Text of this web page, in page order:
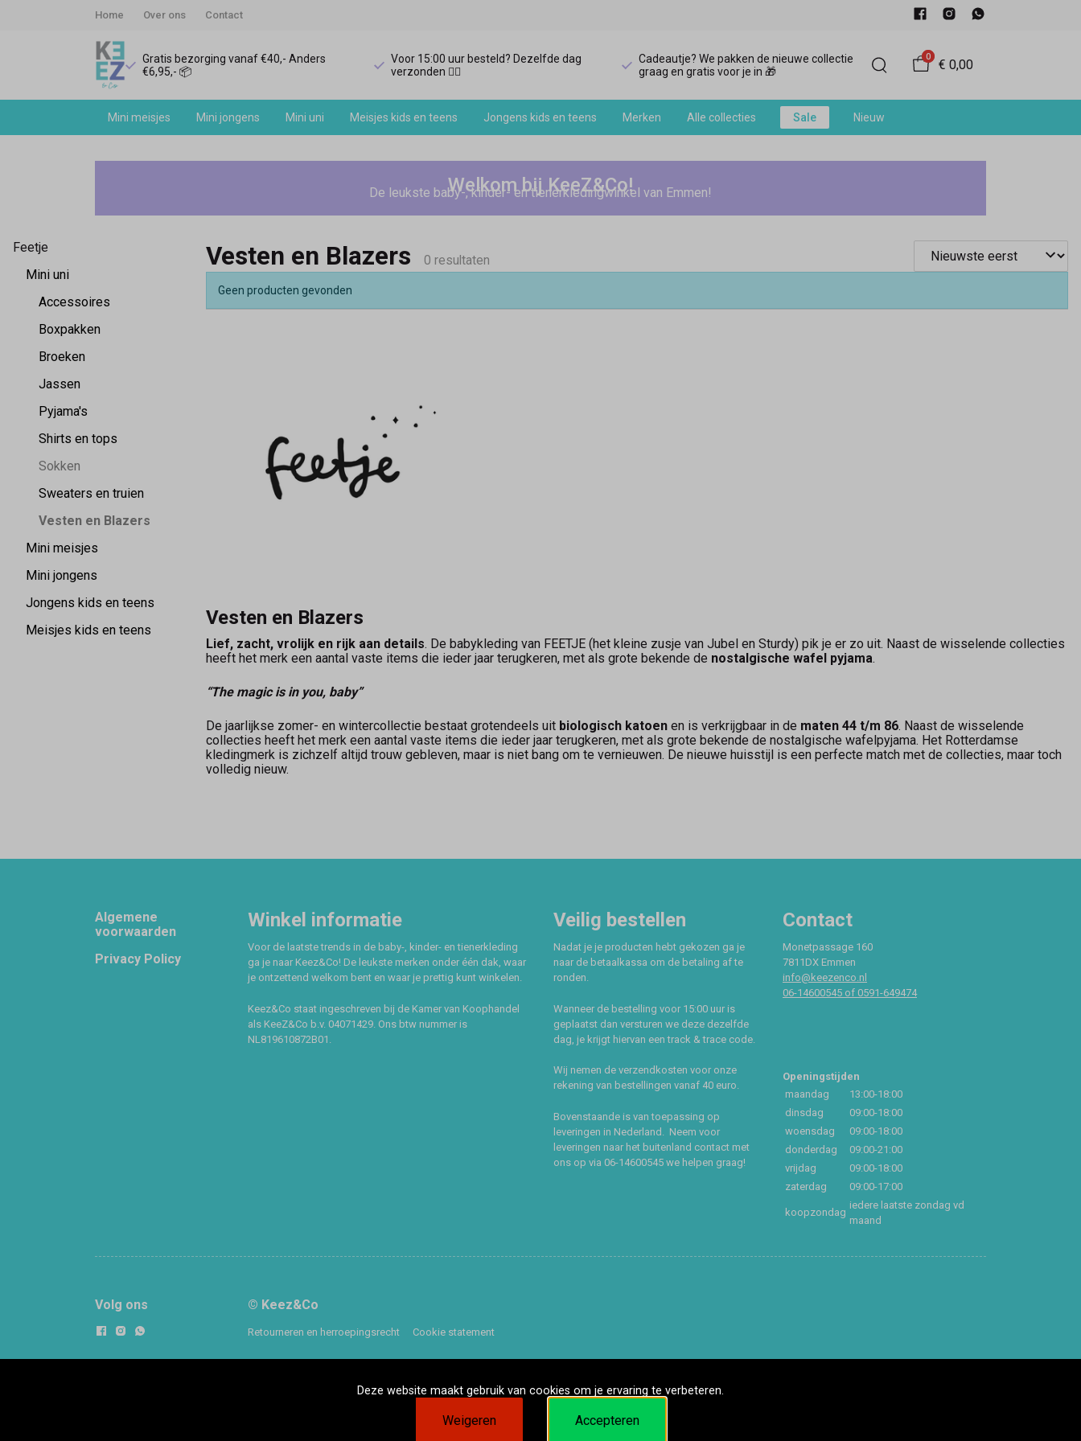
Home Over ons Contact
Gratis bezorging vanaf €40,- Anders
€6,95,- 📦
Voor 15:00 uur besteld? Dezelfde dag
verzonden 🏃‍♀️
Cadeautje? We pakken de nieuwe collectie
graag en gratis voor je in 🎁
0
€ 0,00
Mini meisjes Mini jongens Mini uni Meisjes kids en teens Jongens kids en teens Merken Alle collecties Sale Nieuw
Feetje
uni
vesten
en
blazers
Keez&Co
Welkom bij KeeZ&Co!
De leukste baby-, kinder- en tienerkledingwinkel van Emmen!
Feetje
Mini uni
Accessoires
Boxpakken
Broeken
Jassen
Pyjama's
Shirts en tops
Sokken
Sweaters en truien
Vesten en Blazers
Mini meisjes
Mini jongens
Jongens kids en teens
Meisjes kids en teens
Vesten en Blazers 0 resultaten
Geen producten gevonden
Vesten en Blazers
Lief, zacht, vrolijk en rijk aan details. De babykle­ding van FEETJE (het kleine zusje van Jubel en Sturdy) pik je er zo uit. Naast de wisselende collecties
heeft het merk een aantal vaste items die ieder jaar terugkeren, met als grote bekende de nostalgische wafel pyjama.
“The magic is in you, baby”
De jaarlijkse zomer- en wintercollectie bestaat grotendeels uit biologisch katoen en is verkrijgbaar in de maten 44 t/m 86. Naast de wisselende
collecties heeft het merk een aantal vaste items die ieder jaar terugkeren, met als grote bekende de nostalgische wafelpyjama. Het Rotterdamse
kledingmerk is zichzelf altijd trouw gebleven, maar is niet bang om te vernieuwen. De nieuwe huisstijl is een perfecte match met de collecties, maar toch
volledig nieuw.
Footer
Algemene
voorwaarden
Privacy Policy
Winkel informatie
Voor de laatste trends in de baby-, kinder- en tienerkleding
ga je naar Keez&Co! De leukste merken onder één dak, waar
je ontzettend welkom bent en waar je prettig kunt winkelen.
Keez&Co staat ingeschreven bij de Kamer van Koophandel
als KeeZ&Co b.v. 04071429. Ons btw nummer is
NL819610872B01.
Veilig bestellen
Nadat je je producten hebt gekozen ga je
naar de betaalkassa om de betaling af te
ronden.
Wanneer de bestelling voor 15:00 uur is
geplaatst dan versturen we deze dezelfde
dag, je krijgt hiervan een track & trace code.
Wij nemen de verzendkosten voor onze
rekening van bestellingen vanaf 40 euro.
Bovenstaande is van toepassing op
leveringen in Nederland. Neem voor
leveringen naar het buitenland contact met
ons op via 06-14600545 we helpen graag!
Contact
Monetpassage 160
7811DX Emmen
info@keezenco.nl
06-14600545 of 0591-649474
Openingstijden
maandag
13:00-18:00
dinsdag
09:00-18:00
woensdag
09:00-18:00
donderdag
09:00-21:00
vrijdag
09:00-18:00
zaterdag
09:00-17:00
koopzondag
iedere laatste zondag vd
maand
Volg ons © Keez&Co
Retourneren en herroepingsrecht Cookie statement
Deze website maakt gebruik van cookies om je ervaring te verbeteren.
Weigeren Accepteren